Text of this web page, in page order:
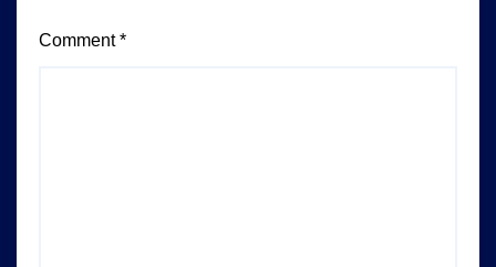
Comment*